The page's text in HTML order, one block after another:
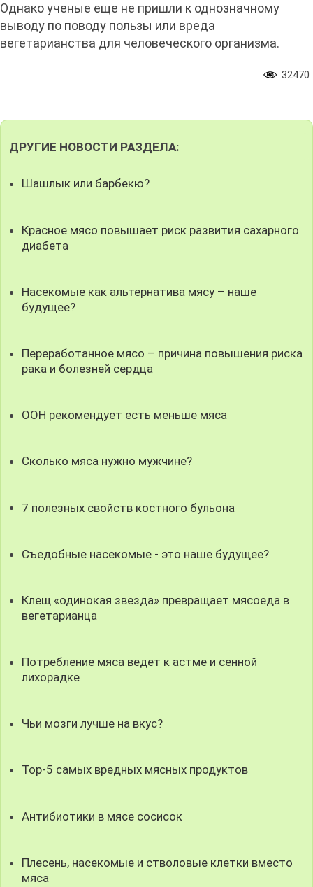
Однако ученые еще не пришли к однозначному
выводу по поводу пользы или вреда
вегетарианства для человеческого организма.
32470
ДРУГИЕ НОВОСТИ РАЗДЕЛА:
Шашлык или барбекю?
Красное мясо повышает риск развития сахарного
диабета
Насекомые как альтернатива мясу – наше
будущее?
Переработанное мясо – причина повышения риска
рака и болезней сердца
ООН рекомендует есть меньше мяса
Сколько мяса нужно мужчине?
7 полезных свойств костного бульона
Съедобные насекомые - это наше будущее?
Клещ «одинокая звезда» превращает мясоеда в
вегетарианца
Потребление мяса ведет к астме и сенной
лихорадке
Чьи мозги лучше на вкус?
Top-5 самых вредных мясных продуктов
Антибиотики в мясе сосисок
Плесень, насекомые и стволовые клетки вместо
мяса